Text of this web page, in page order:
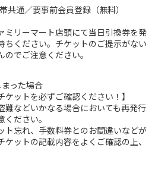
通／要事前会員登録（無料）
リーマート店頭にて当日引換券を発
ちください。チケットのご提示がない
でご注意ください。
った場合
ケットを必ずご確認ください！】
難などいかなる場合においても再発行
ださい。
ト忘れ、手数料券とのお間違いなどが
ットの記載内容をよくご確認の上、